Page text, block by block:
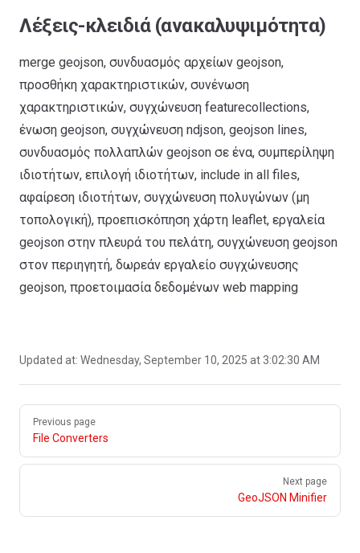
Λέξεις-κλειδιά (ανακαλυψιμότητα)
merge geojson, συνδυασμός αρχείων geojson,
προσθήκη χαρακτηριστικών, συνένωση
χαρακτηριστικών, συγχώνευση featurecollections,
ένωση geojson, συγχώνευση ndjson, geojson lines,
συνδυασμός πολλαπλών geojson σε ένα, συμπερίληψη
ιδιοτήτων, επιλογή ιδιοτήτων, include in all files,
αφαίρεση ιδιοτήτων, συγχώνευση πολυγώνων (μη
τοπολογική), προεπισκόπηση χάρτη leaflet, εργαλεία
geojson στην πλευρά του πελάτη, συγχώνευση geojson
στον περιηγητή, δωρεάν εργαλείο συγχώνευσης
geojson, προετοιμασία δεδομένων web mapping
Updated at: Wednesday, September 10, 2025 at 3:02:30 AM
Pager
Previous page
File Converters
Next page
GeoJSON Minifier